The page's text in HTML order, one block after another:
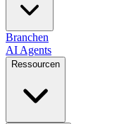
Branchen
AI Agents
Ressourcen